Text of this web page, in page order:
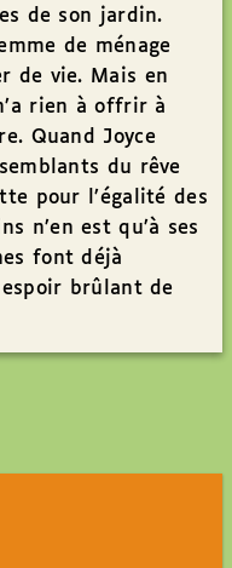
de son jardin.
de ménage
de vie. Mais en
rien à offrir à
Quand Joyce
du rêve
pour l’égalité des
n’en est qu’à ses
font déjà
brûlant de